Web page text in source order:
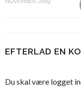
EFTERLAD EN
Du skal være logget